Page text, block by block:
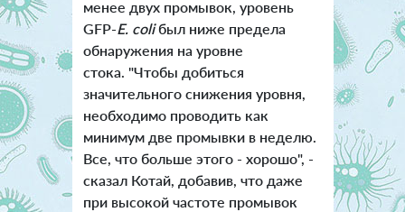
менее двух промывок, уровень
GFP-E. coliбыл ниже предела
обнаружения на уровне
стока. "Чтобы добиться
значительного снижения уровня,
необходимо проводить как
минимум две промывки в неделю.
Все, что больше этого - хорошо", -
сказал Котай, добавив, что даже
при высокой частоте промывок